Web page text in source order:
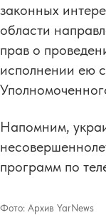
законных
области
прав о
исполнении ею
Напомним,
программ по
Фото: Архив YarNews